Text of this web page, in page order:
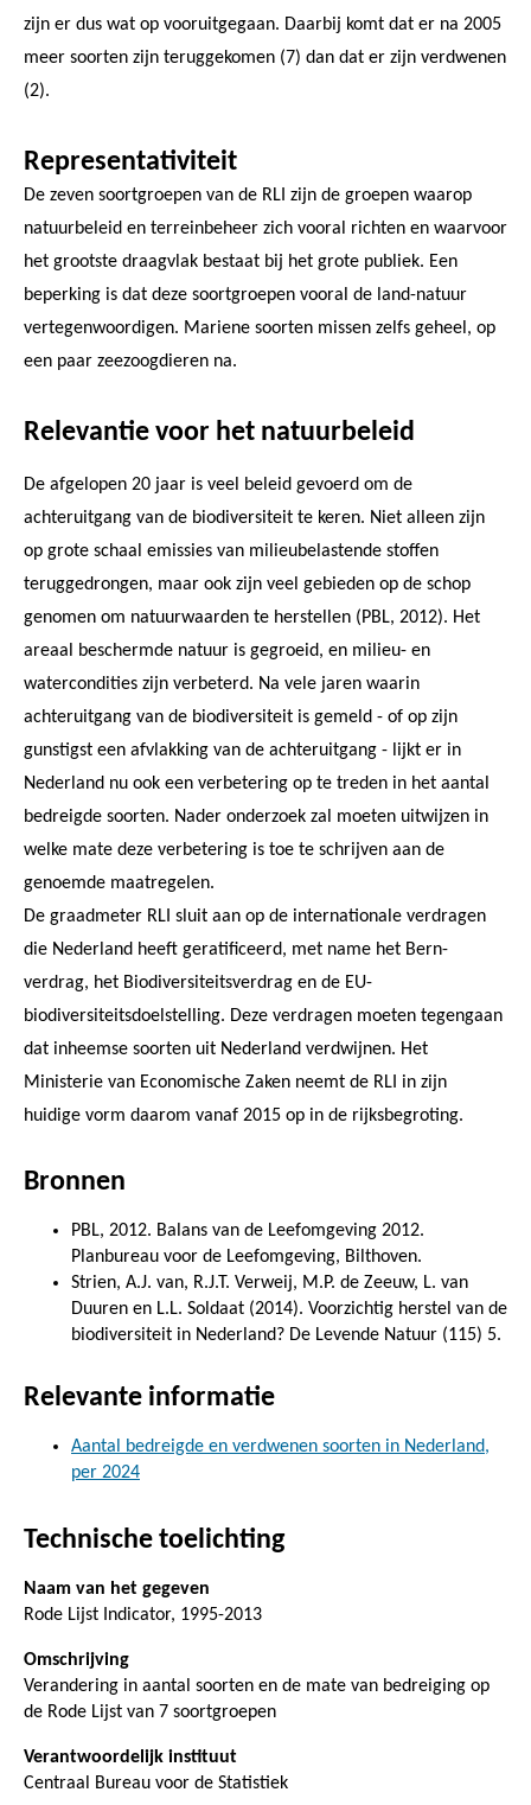
zijn er dus wat op vooruitgegaan. Daarbij komt dat er na 2005
meer soorten zijn teruggekomen (7) dan dat er zijn verdwenen
(2).
Representativiteit
De zeven soortgroepen van de RLI zijn de groepen waarop
natuurbeleid en terreinbeheer zich vooral richten en waarvoor
het grootste draagvlak bestaat bij het grote publiek. Een
beperking is dat deze soortgroepen vooral de land-natuur
vertegenwoordigen. Mariene soorten missen zelfs geheel, op
een paar zeezoogdieren na.
Relevantie voor het natuurbeleid
De afgelopen 20 jaar is veel beleid gevoerd om de
achteruitgang van de biodiversiteit te keren. Niet alleen zijn
op grote schaal emissies van milieubelastende stoffen
teruggedrongen, maar ook zijn veel gebieden op de schop
genomen om natuurwaarden te herstellen (PBL, 2012). Het
areaal beschermde natuur is gegroeid, en milieu- en
watercondities zijn verbeterd. Na vele jaren waarin
achteruitgang van de biodiversiteit is gemeld - of op zijn
gunstigst een afvlakking van de achteruitgang - lijkt er in
Nederland nu ook een verbetering op te treden in het aantal
bedreigde soorten. Nader onderzoek zal moeten uitwijzen in
welke mate deze verbetering is toe te schrijven aan de
genoemde maatregelen.
De graadmeter RLI sluit aan op de internationale verdragen
die Nederland heeft geratificeerd, met name het Bern-
verdrag, het Biodiversiteitsverdrag en de EU-
biodiversiteitsdoelstelling. Deze verdragen moeten tegengaan
dat inheemse soorten uit Nederland verdwijnen. Het
Ministerie van Economische Zaken neemt de RLI in zijn
huidige vorm daarom vanaf 2015 op in de rijksbegroting.
Bronnen
PBL, 2012. Balans van de Leefomgeving 2012.
Planbureau voor de Leefomgeving, Bilthoven.
Strien, A.J. van, R.J.T. Verweij, M.P. de Zeeuw, L. van
Duuren en L.L. Soldaat (2014). Voorzichtig herstel van de
biodiversiteit in Nederland? De Levende Natuur (115) 5.
Relevante informatie
Aantal bedreigde en verdwenen soorten in Nederland,
per 2024
Technische toelichting
Naam van het gegeven
Rode Lijst Indicator, 1995-2013
Omschrijving
Verandering in aantal soorten en de mate van bedreiging op
de Rode Lijst van 7 soortgroepen
Verantwoordelijk instituut
Centraal Bureau voor de Statistiek